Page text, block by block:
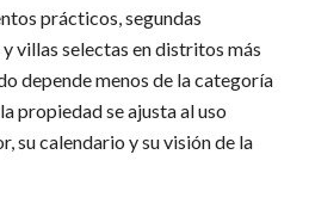
prácticos, segundas
villas selectas en distritos más
depende menos de la categoría
propiedad se ajusta al uso
su calendario y su visión de la